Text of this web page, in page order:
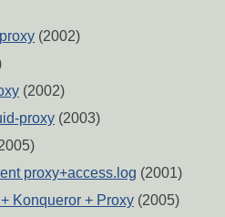
(2002)
(2002)
proxy (2003)
proxy+access.log (2001)
Konqueror + Proxy (2005)